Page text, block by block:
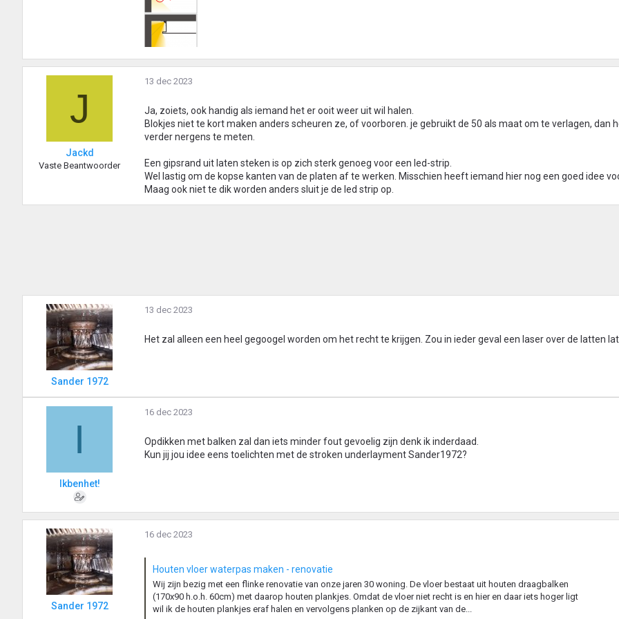
J
Jackd
Vaste Beantwoorder
13 dec 2023
Ja, zoiets, ook handig als iemand het er ooit weer uit wil halen.
Blokjes niet te kort maken anders scheuren ze, of voorboren. je gebruikt de 50 als maat om te verlagen, dan
verder nergens te meten.
Een gipsrand uit laten steken is op zich sterk genoeg voor een led-strip.
Wel lastig om de kopse kanten van de platen af te werken. Misschien heeft iemand hier nog een goed idee
Maag ook niet te dik worden anders sluit je de led strip op.
Sander 1972
13 dec 2023
Het zal alleen een heel gegoogel worden om het recht te krijgen. Zou in ieder geval een laser over de latten
I
Ikbenhet!
16 dec 2023
Opdikken met balken zal dan iets minder fout gevoelig zijn denk ik inderdaad.
Kun jij jou idee eens toelichten met de stroken underlayment Sander1972?
Sander 1972
16 dec 2023
Houten vloer waterpas maken - renovatie
Wij zijn bezig met een flinke renovatie van onze jaren 30 woning. De vloer bestaat uit houten draagbalken
(170x90 h.o.h. 60cm) met daarop houten plankjes. Omdat de vloer niet recht is en hier en daar iets hoger ligt
wil ik de houten plankjes eraf halen en vervolgens planken op de zijkant van de...